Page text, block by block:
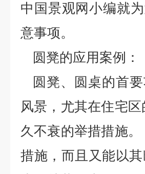
中国景观网小编就
意事项。
圆凳的应用案例：
圆凳、圆桌的首
风景，尤其在住宅
久不衰的举措措施
措施，而且又能以